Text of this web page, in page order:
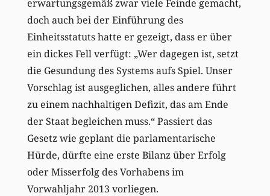
erwartungsgemäß zwar viele Feinde gemacht,
doch auch bei der Einführung des
Einheitsstatuts hatte er gezeigt, dass er über
ein dickes Fell verfügt: „Wer dagegen ist, setzt
die Gesundung des Systems aufs Spiel. Unser
Vorschlag ist ausgeglichen, alles andere führt
zu einem nachhaltigen Defizit, das am Ende
der Staat begleichen muss.“ Passiert das
Gesetz wie geplant die parlamentarische
Hürde, dürfte eine erste Bilanz über Erfolg
oder Misserfolg des Vorhabens im
Vorwahljahr 2013 vorliegen.